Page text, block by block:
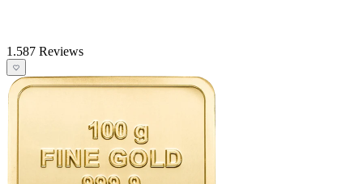
1.587 Reviews